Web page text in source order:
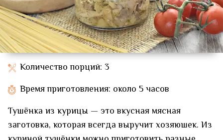
Количество порций: 3
Время приготовления: около 5 часов
Тушёнка из курицы — это вкусная мясная
заготовка, которая всегда выручит хозяюшек. Из